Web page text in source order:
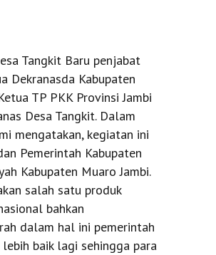
Tangkit Baru penjabat
Dekranasda Kabupaten
TP PKK Provinsi Jambi
Desa Tangkit. Dalam
mengatakan, kegiatan ini
Pemerintah Kabupaten
Kabupaten Muaro Jambi.
salah satu produk
bahkan
dalam hal ini pemerintah
baik lagi sehingga para